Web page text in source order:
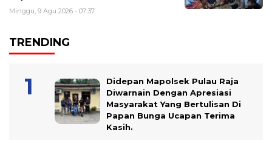
Minggu, 9 Agu 2026 - 07:37
TRENDING
Didepan Mapolsek Pulau Raja
Diwarnain Dengan Apresiasi
Masyarakat Yang Bertulisan Di
Papan Bunga Ucapan Terima
Kasih.